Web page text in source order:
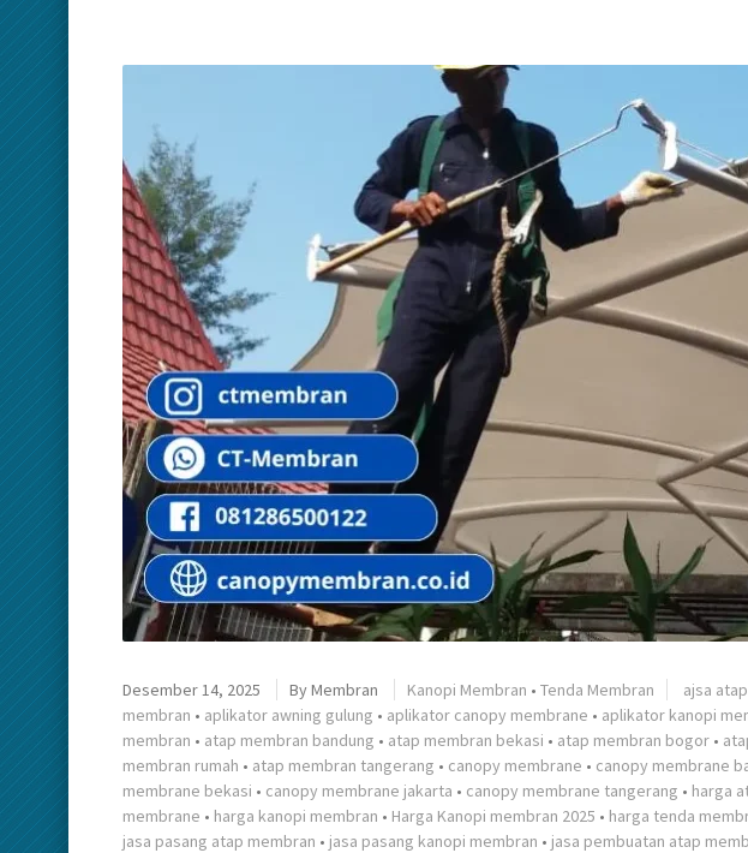
Desember 14, 2025 ByMembran Kanopi Membran • Tenda Membran ajsa
membran • aplikator awning gulung • aplikator canopy membrane • aplikator kanopi
membran • atap membran bandung • atap membran bekasi • atap membran bogor •
membran rumah • atap membran tangerang • canopy membrane • canopy membrane
membrane bekasi • canopy membrane jakarta • canopy membrane tangerang • harga
membrane • harga kanopi membran • Harga Kanopi membran 2025 • harga tenda
jasa pasang atap membran • jasa pasang kanopi membran • jasa pembuatan atap